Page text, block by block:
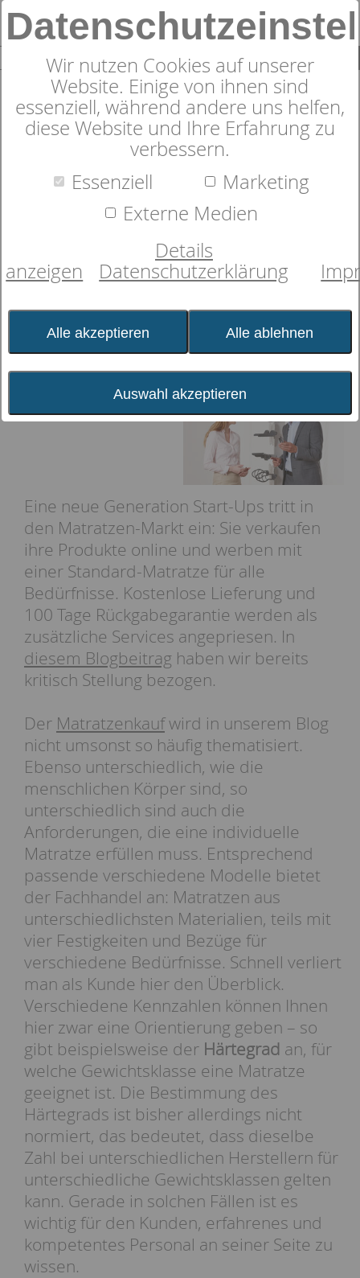
0
Suche nach
Schlafexperten-Tipps:
Schlafwissen für
erholsame Nächte
Gut beraten: Matratzenkauf im
Fachhandel
Eine neue Generation Start-Ups tritt in
den Matratzen-Markt ein: Sie verkaufen
ihre Produkte online und werben mit
einer Standard-Matratze für alle
Bedürfnisse. Kostenlose Lieferung und
100 Tage Rückgabegarantie werden als
zusätzliche Services angepriesen. In
diesem Blogbeitrag haben wir bereits
kritisch Stellung bezogen.
Der Matratzenkaufwird in unserem Blog
nicht umsonst so häufig thematisiert.
Ebenso unterschiedlich, wie die
menschlichen Körper sind, so
unterschiedlich sind auch die
Anforderungen, die eine individuelle
Matratze erfüllen muss. Entsprechend
passende verschiedene Modelle bietet
der Fachhandel an: Matratzen aus
unterschiedlichsten Materialien, teils mit
vier Festigkeiten und Bezüge für
verschiedene Bedürfnisse. Schnell verliert
man als Kunde hier den Überblick.
Verschiedene Kennzahlen können Ihnen
hier zwar eine Orientierung geben – so
gibt beispielsweise der Härtegrad an, für
welche Gewichtsklasse eine Matratze
geeignet ist. Die Bestimmung des
Härtegrads ist bisher allerdings nicht
normiert, das bedeutet, dass dieselbe
Zahl bei unterschiedlichen Herstellern für
unterschiedliche Gewichtsklassen gelten
kann. Gerade in solchen Fällen ist es
wichtig für den Kunden, erfahrenes und
kompetentes Personal an seiner Seite zu
wissen.
Wir nutzen Cookies auf unserer
Website. Einige von ihnen sind
essenziell, während andere uns helfen,
diese Website und Ihre Erfahrung zu
verbessern.
Essenziell
Marketing
Externe Medien
Details
anzeigen
Datenschutzerklärung
Alle akzeptieren Alle ablehnen
Auswahl akzeptieren